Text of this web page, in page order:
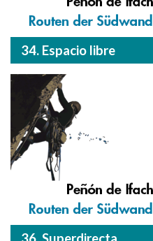
34. Espacio libre